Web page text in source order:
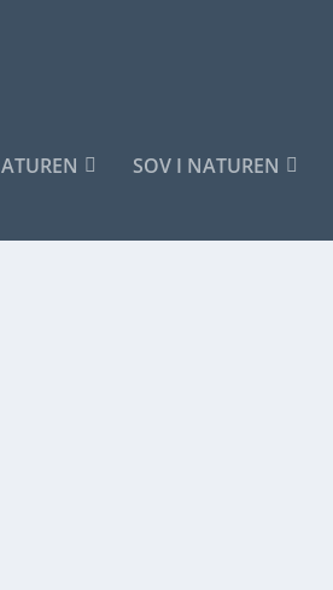
SOV I NATUREN